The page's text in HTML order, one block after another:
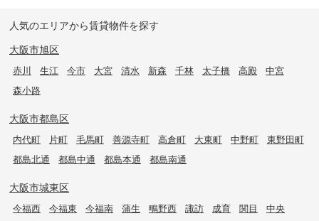
人気のエリアから賃貸物件を探す
大阪市旭区
赤川 生江 今市 大宮 清水 新森 千林 太子橋 高殿
中宮
森小路
大阪市都島区
内代町 片町 毛馬町 善源寺町 高倉町 大東町 中野町
東野田町
都島北通
都島中通 都島本通 都島南通
大阪市城東区
今福西 今福東 今福南 蒲生 鴫野西 諏訪 成育 関目
中央